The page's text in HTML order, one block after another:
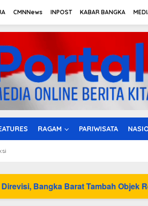
CMNNews INPOST KABAR BANGKA
RAGAM PARIWISATA
Tambah Objek Retribusi Baru